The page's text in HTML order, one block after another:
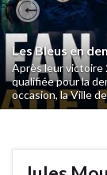
Les Bleus en
Après leur victoire
qualifiée pour la
occasion, la Ville
Previous